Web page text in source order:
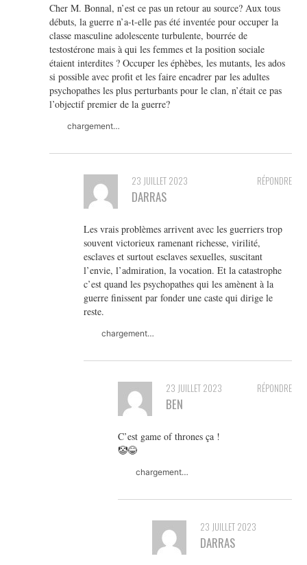
Cher M. Bonnal, n’est ce pas un retour au source? Aux tous
débuts, la guerre n’a-t-elle pas été inventée pour occuper la
classe masculine adolescente turbulente, bourrée de
testostérone mais à qui les femmes et la position sociale
étaient interdites ? Occuper les éphèbes, les mutants, les ados
si possible avec profit et les faire encadrer par les adultes
psychopathes les plus perturbants pour le clan, n’était ce pas
l’objectif premier de la guerre?
chargement…
RÉPONDRE
23 JUILLET 2023
DARRAS
Les vrais problèmes arrivent avec les guerriers trop
souvent victorieux ramenant richesse, virilité,
esclaves et surtout esclaves sexuelles, suscitant
l’envie, l’admiration, la vocation. Et la catastrophe
c’est quand les psychopathes qui les amènent à la
guerre finissent par fonder une caste qui dirige le
reste.
chargement…
RÉPONDRE
23 JUILLET 2023
BEN
C’est game of thrones ça !
🤡😂
chargement…
23 JUILLET 2023
DARRAS